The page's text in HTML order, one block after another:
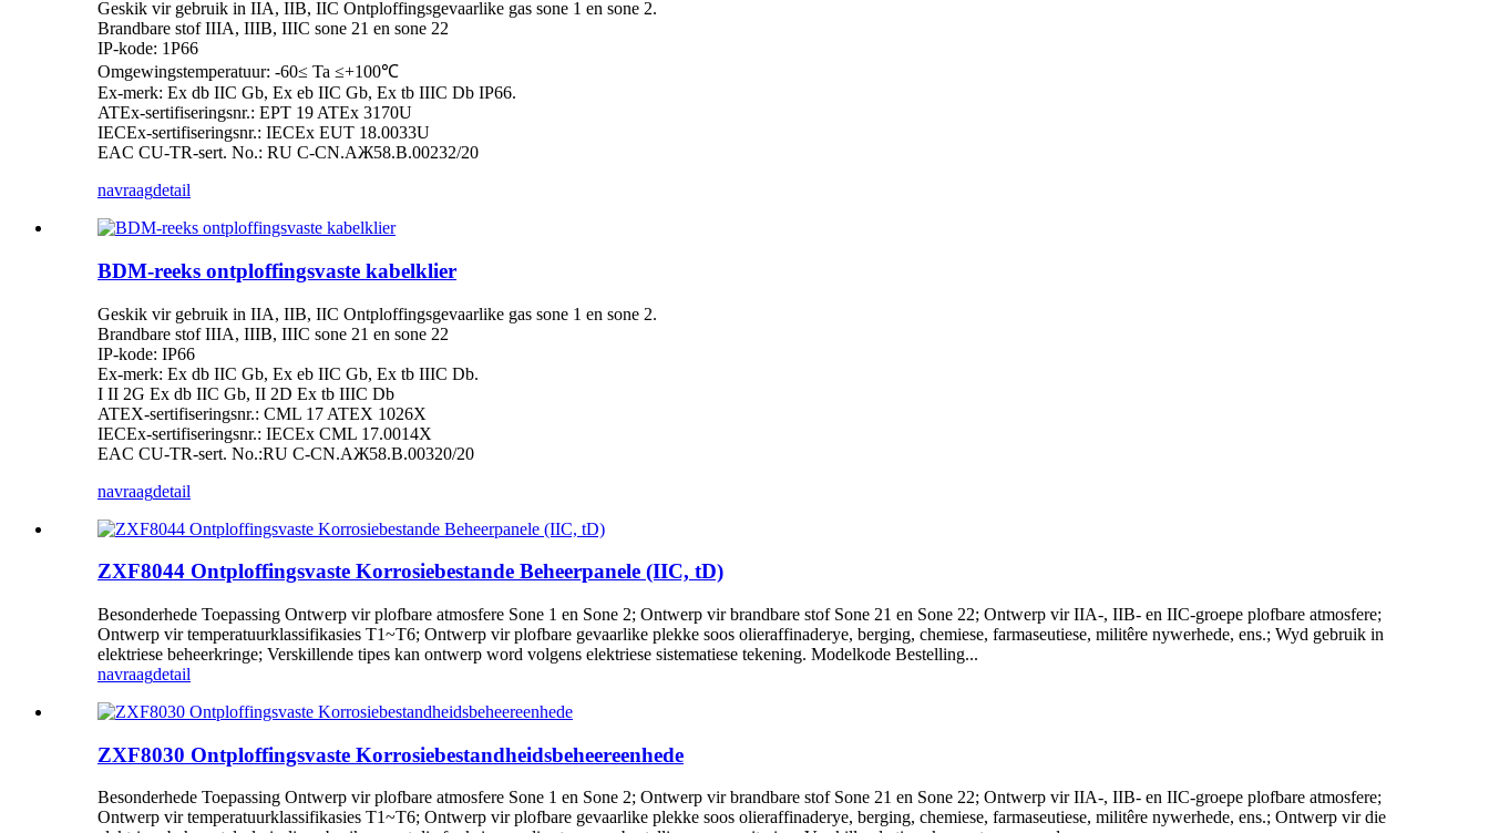
Geskik vir gebruik in IIA, IIB, IIC Ontploffingsgevaarlike gas sone 1 en sone 2.
Brandbare stof IIIA, IIIB, IIIC sone 21 en sone 22
IP-kode: 1P66
Omgewingstemperatuur: -60≤ Ta ≤+100℃
Ex-merk: Ex db IIC Gb, Ex eb IIC Gb, Ex tb IIIC Db IP66.
ATEx-sertifiseringsnr.: EPT 19 ATEx 3170U
IECEx-sertifiseringsnr.: IECEx EUT 18.0033U
EAC CU-TR-sert. No.: RU C-CN.AЖ58.B.00232/20
navraagdetail
BDM-reeks ontploffingsvaste kabelklier
Geskik vir gebruik in IIA, IIB, IIC Ontploffingsgevaarlike gas sone 1 en sone 2.
Brandbare stof IIIA, IIIB, IIIC sone 21 en sone 22
IP-kode: IP66
Ex-merk: Ex db IIC Gb, Ex eb IIC Gb, Ex tb IIIC Db.
I II 2G Ex db IIC Gb, II 2D Ex tb IIIC Db
ATEX-sertifiseringsnr.: CML 17 ATEX 1026X
IECEx-sertifiseringsnr.: IECEx CML 17.0014X
EAC CU-TR-sert. No.:RU C-CN.AЖ58.B.00320/20
navraagdetail
ZXF8044 Ontploffingsvaste Korrosiebestande Beheerpanele (IIC, tD)
Besonderhede Toepassing Ontwerp vir plofbare atmosfere Sone 1 en Sone 2; Ontwerp vir brandbare stof Sone 21 en Sone 22; Ontwerp vir IIA-, IIB- en IIC-groepe plofbare atmosfere;
Ontwerp vir temperatuurklassifikasies T1~T6; Ontwerp vir plofbare gevaarlike plekke soos olieraffinaderye, berging, chemiese, farmaseutiese, militêre nywerhede, ens.; Wyd gebruik in
elektriese beheerkringe; Verskillende tipes kan ontwerp word volgens elektriese sistematiese tekening. Modelkode Bestelling...
navraagdetail
ZXF8030 Ontploffingsvaste Korrosiebestandheidsbeheereenhede
Besonderhede Toepassing Ontwerp vir plofbare atmosfere Sone 1 en Sone 2; Ontwerp vir brandbare stof Sone 21 en Sone 22; Ontwerp vir IIA-, IIB- en IIC-groepe plofbare atmosfere;
Ontwerp vir temperatuurklassifikasies T1~T6; Ontwerp vir plofbare gevaarlike plekke soos olieraffinaderye, berging, chemiese, farmaseutiese, militêre nywerhede, ens.; Ontwerp vir die